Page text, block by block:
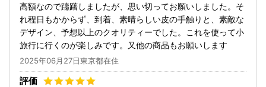
高額なので躊躇しましたが、思い切ってお願いしました。そ
れ程日もかからず、到着、素晴らしい皮の手触りと、素敵な
デザイン、予想以上のクオリティーでした。これを使って小
旅行に行くのが楽しみです。又他の商品もお願いします
2025年06月27日東京都在住